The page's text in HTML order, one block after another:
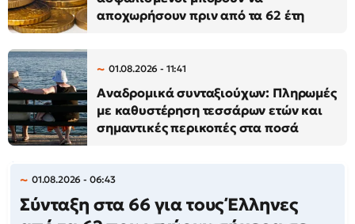
αποχωρήσουν πριν από τα 62 έτη
01.08.2026 - 11:41
Αναδρομικά συνταξιούχων: Πληρωμές
με καθυστέρηση τεσσάρων ετών και
σημαντικές περικοπές στα ποσά
01.08.2026 - 06:43
Σύνταξη στα 66 για τους Έλληνες